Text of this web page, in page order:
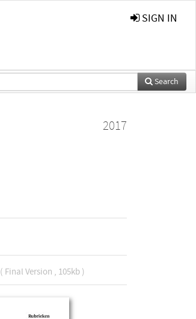
SIGN IN
Search
2017
( Final Version , 105kb )